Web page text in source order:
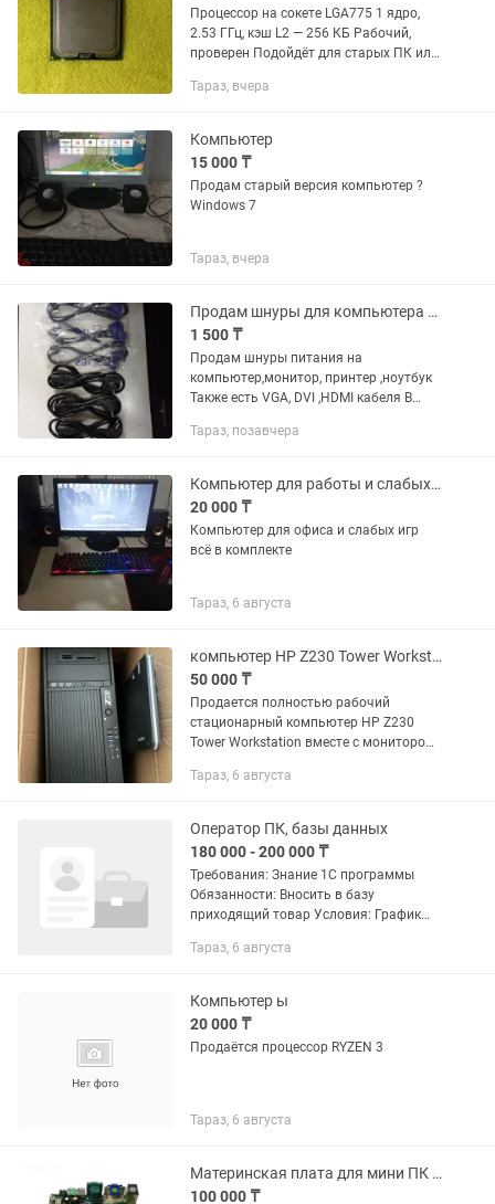
Процессор на сокете LGA775 1 ядро,
2.53 ГГц, кэш L2 — 256 КБ Рабочий,
проверен Подойдёт для старых ПК или
Цена: 2 000 тг, торг
Тараз, вчера
Компьютер
15 000 ₸
Продам старый версия компьютер ?
Windows 7
Тараз, вчера
Продам шнуры для компьютера принтера монитора ноутбука
1 500 ₸
Продам шнуры питания на
компьютер,монитор, принтер ,ноутбук
Также есть VGA, DVI ,HDMI кабеля В
по городу Через яндекс Цены модели
Тараз, позавчера
Компьютер для работы и слабых игр
20 000 ₸
Компьютер для офиса и слабых игр
всё в комплекте
Тараз, 6 августа
компьютер HP Z230 Tower Workstation.
50 000 ₸
Продается полностью рабочий
стационарный компьютер HP Z230
Tower Workstation вместе с монитором
Системный блок HP Z230 Tower
(23”,...
Тараз, 6 августа
Оператор ПК, базы данных
180 000 - 200 000 ₸
Требования: Знание 1С программы
Обязанности: Вносить в базу
приходящий товар Условия: График
трудоустройство
Тараз, 6 августа
Компьютер ы
20 000 ₸
Продаётся процессор RYZEN 3
Тараз, 6 августа
Материнская плата для мини ПК и банкоматов
100 000 ₸